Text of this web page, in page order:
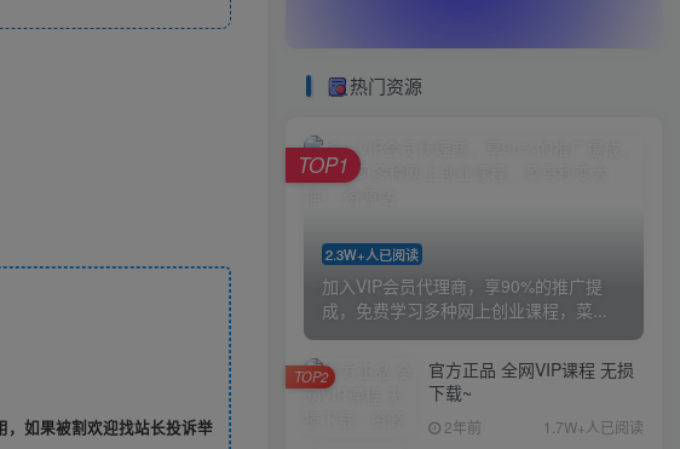
如果被割欢迎找站长投诉举
热门资源
2.3W+人已阅读
加入VIP会员代理商，享90%的推广提
成，免费学习多种网上创业课程，菜...
TOP1
官方正品 全网VIP课程 无损
下载~
2年前 1.7W+人已阅读
TOP2